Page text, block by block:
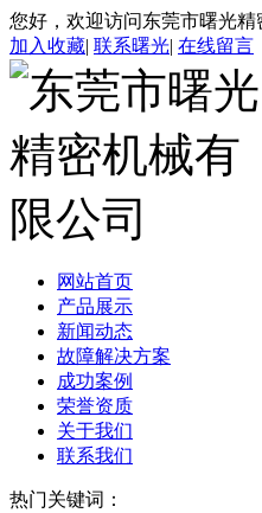
您好，欢迎访问东莞市曙光精
加入收藏| 联系曙光| 在线留言
网站首页
产品展示
新闻动态
故障解决方案
成功案例
荣誉资质
关于我们
联系我们
热门关键词：